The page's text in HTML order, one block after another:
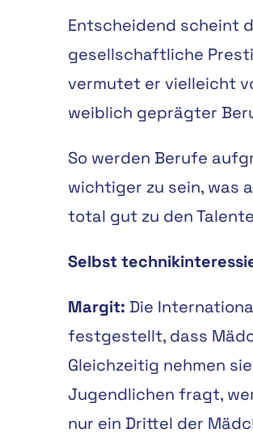
Entscheidend scheint
gesellschaftliche
vermutet er vielleicht
weiblich geprägter
So werden Berufe
wichtiger zu sein, was
total gut zu den
Selbst
Margit: Die
festgestellt, dass
Gleichzeitig nehmen
Jugendlichen fragt,
nur ein Drittel der